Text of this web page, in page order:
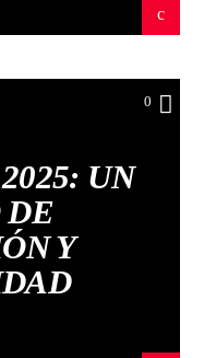
0
UN
DE
Y